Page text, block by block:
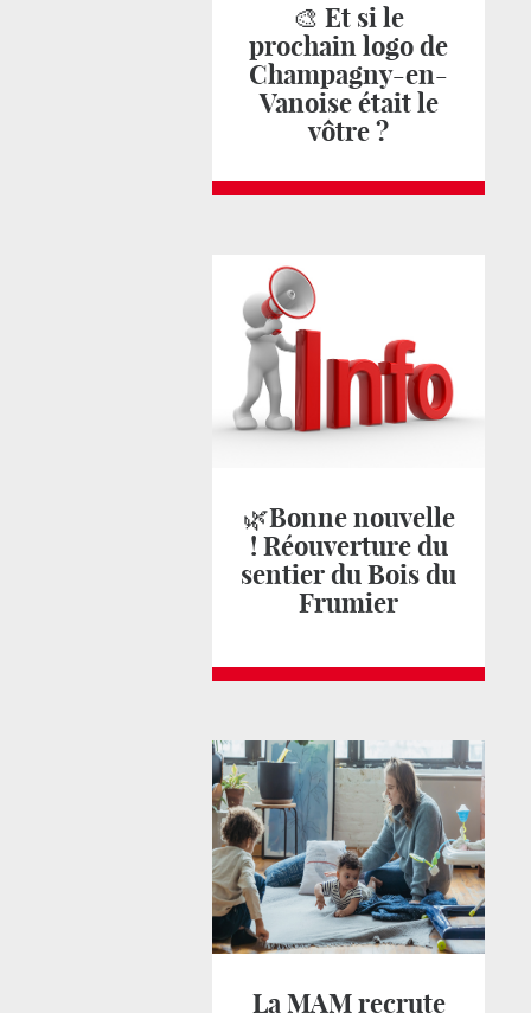
🎨 Et si le
prochain logo de
Champagny-en-
Vanoise était le
vôtre ?
🌿Bonne nouvelle
! Réouverture du
sentier du Bois du
Frumier
La MAM recrute